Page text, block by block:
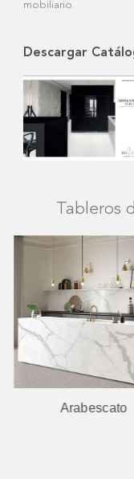
Descargar
mobiliario.
Tableros
Arabescato